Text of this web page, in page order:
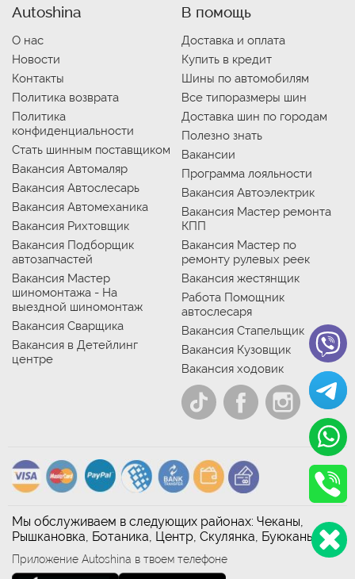
Autoshina
О нас
Новости
Контакты
Политика возврата
Политика
конфиденциальности
Стать шинным поставщиком
Вакансия Автомаляр
Вакансия Автослесарь
Вакансия Автомеханика
Вакансия Рихтовщик
Вакансия Подборщик
автозапчастей
Вакансия Мастер
шиномонтажа - На
выездной шиномонтаж
Вакансия Сварщика
Вакансия в Детейлинг
центре
В помощь
Доставка и оплата
Купить в кредит
Шины по автомобилям
Все типоразмеры шин
Доставка шин по городам
Полезно знать
Вакансии
Программа лояльности
Вакансия Автоэлектрик
Вакансия Мастер ремонта
КПП
Вакансия Мастер по
ремонту рулевых реек
Вакансия жестянщик
Работа Помощник
автослесаря
Вакансия Стапельщик
Вакансия Кузовщик
Вакансия ходовик
Мы обслуживаем в следующих районах: Чеканы,
Рышкановка, Ботаника, Центр, Скулянка, Буюканы
Приложение Autoshina в твоем телефоне